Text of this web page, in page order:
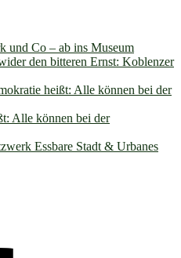
und Co – ab ins Museum
den bitteren Ernst: Koblenzer
heißt: Alle können bei der
Alle können bei der
Essbare Stadt & Urbanes